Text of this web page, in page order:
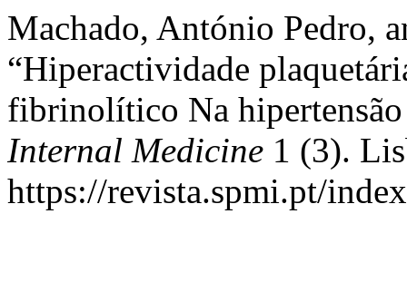
Machado, António Pedro,
“Hiperactividade
fibrinolítico Na
Internal Medicine 1 (3).
https://revista.spmi.pt/